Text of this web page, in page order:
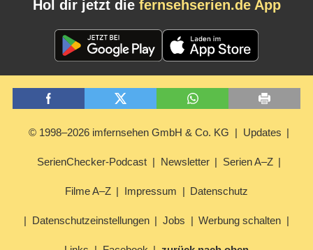
Hol dir jetzt die fernsehserien.de App
© 1998–2026 imfernsehen GmbH & Co. KG Updates
SerienChecker-Podcast Newsletter Serien A–Z
Filme A–Z Impressum Datenschutz
Datenschutzeinstellungen Jobs Werbung schalten